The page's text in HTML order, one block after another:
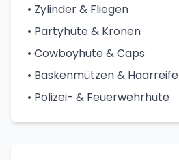
• Zylinder & Fliegen
• Partyhüte & Kronen
• Cowboyhüte & Caps
• Baskenmützen & Haarreife
• Polizei- & Feuerwehrhüte